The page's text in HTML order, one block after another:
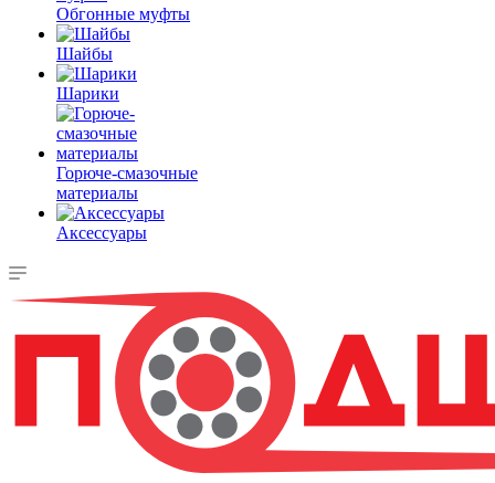
Обгонные муфты
Шайбы
Шарики
Горюче-смазочные
материалы
Аксессуары